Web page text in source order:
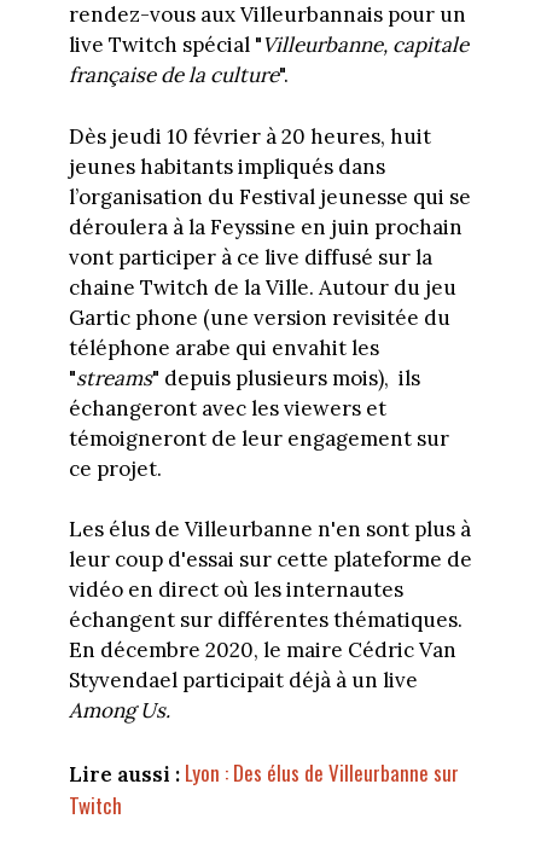
rendez-vous aux Villeurbannais pour un
live Twitch spécial "Villeurbanne, capitale
française de la culture".
Dès jeudi 10 février à 20 heures, huit
jeunes habitants impliqués dans
l’organisation du Festival jeunesse qui se
déroulera à la Feyssine en juin prochain
vont participer à ce live diffusé sur la
chaine Twitch de la Ville. Autour du jeu
Gartic phone (une version revisitée du
téléphone arabe qui envahit les
"streams" depuis plusieurs mois), ils
échangeront avec les viewers et
témoigneront de leur engagement sur
ce projet.
Les élus de Villeurbanne n'en sont plus à
leur coup d'essai sur cette plateforme de
vidéo en direct où les internautes
échangent sur différentes thématiques.
En décembre 2020, le maire Cédric Van
Styvendael participait déjà à un live
Among Us.
Lire aussi : Lyon : Des élus de Villeurbanne sur
Twitch